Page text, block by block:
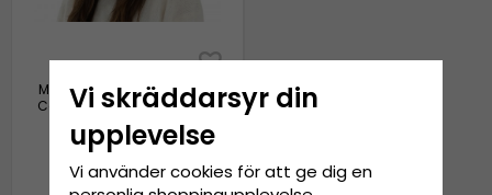
Mössor - Gårda Saas-Fee
Cable Knit Wool Mix Beanie
(grå)
399 kr
Vi skräddarsyr din
upplevelse
Vi använder cookies för att ge dig en